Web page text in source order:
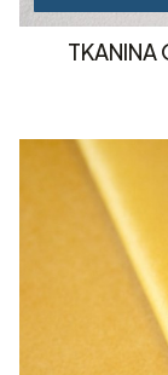
TKANINA